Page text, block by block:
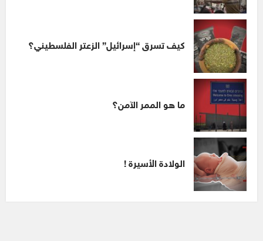
كيف تسرق “إسرائيل” الزعتر الفلسطيني؟
ما هو الممر الآمن؟
الولادة الأسيرة !